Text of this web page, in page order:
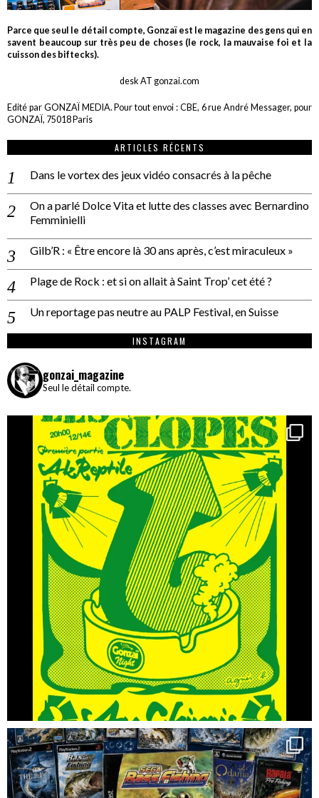
Parce que seul le détail compte, Gonzaï est le magazine des gens qui en
savent beaucoup sur très peu de choses (le rock, la mauvaise foi et la
cuisson des biftecks).
desk AT gonzai.com
Edité par GONZAÏ MEDIA. Pour tout envoi : CBE, 6 rue André Messager, pour
GONZAÏ, 75018 Paris
ARTICLES RÉCENTS
Dans le vortex des jeux vidéo consacrés à la pêche
On a parlé Dolce Vita et lutte des classes avec Bernardino
Femminielli
Gilb’R : « Être encore là 30 ans après, c’est miraculeux »
Plage de Rock : et si on allait à Saint Trop’ cet été ?
Un reportage pas neutre au PALP Festival, en Suisse
INSTAGRAM
gonzai_magazine
Seul le détail compte.